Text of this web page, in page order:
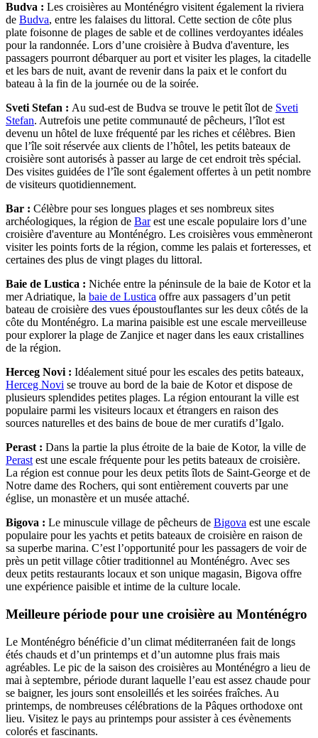
Budva : Les croisières au Monténégro visitent également la riviera
de Budva, entre les falaises du littoral. Cette section de côte plus
plate foisonne de plages de sable et de collines verdoyantes idéales
pour la randonnée. Lors d’une croisière à Budva d'aventure, les
passagers pourront débarquer au port et visiter les plages, la citadelle
et les bars de nuit, avant de revenir dans la paix et le confort du
bateau à la fin de la journée ou de la soirée.
Sveti Stefan : Au sud-est de Budva se trouve le petit îlot de Sveti
Stefan. Autrefois une petite communauté de pêcheurs, l’îlot est
devenu un hôtel de luxe fréquenté par les riches et célèbres. Bien
que l’île soit réservée aux clients de l’hôtel, les petits bateaux de
croisière sont autorisés à passer au large de cet endroit très spécial.
Des visites guidées de l’île sont également offertes à un petit nombre
de visiteurs quotidiennement.
Bar : Célèbre pour ses longues plages et ses nombreux sites
archéologiques, la région de Bar est une escale populaire lors d’une
croisière d'aventure au Monténégro. Les croisières vous emmèneront
visiter les points forts de la région, comme les palais et forteresses, et
certaines des plus de vingt plages du littoral.
Baie de Lustica : Nichée entre la péninsule de la baie de Kotor et la
mer Adriatique, la baie de Lustica offre aux passagers d’un petit
bateau de croisière des vues époustouflantes sur les deux côtés de la
côte du Monténégro. La marina paisible est une escale merveilleuse
pour explorer la plage de Zanjice et nager dans les eaux cristallines
de la région.
Herceg Novi : Idéalement situé pour les escales des petits bateaux,
Herceg Novi se trouve au bord de la baie de Kotor et dispose de
plusieurs splendides petites plages. La région entourant la ville est
populaire parmi les visiteurs locaux et étrangers en raison des
sources naturelles et des bains de boue de mer curatifs d’Igalo.
Perast : Dans la partie la plus étroite de la baie de Kotor, la ville de
Perast est une escale fréquente pour les petits bateaux de croisière.
La région est connue pour les deux petits îlots de Saint-George et de
Notre dame des Rochers, qui sont entièrement couverts par une
église, un monastère et un musée attaché.
Bigova : Le minuscule village de pêcheurs de Bigova est une escale
populaire pour les yachts et petits bateaux de croisière en raison de
sa superbe marina. C’est l’opportunité pour les passagers de voir de
près un petit village côtier traditionnel au Monténégro. Avec ses
deux petits restaurants locaux et son unique magasin, Bigova offre
une expérience paisible et intime de la culture locale.
Meilleure période pour une croisière au Monténégro
Le Monténégro bénéficie d’un climat méditerranéen fait de longs
étés chauds et d’un printemps et d’un automne plus frais mais
agréables. Le pic de la saison des croisières au Monténégro a lieu de
mai à septembre, période durant laquelle l’eau est assez chaude pour
se baigner, les jours sont ensoleillés et les soirées fraîches. Au
printemps, de nombreuses célébrations de la Pâques orthodoxe ont
lieu. Visitez le pays au printemps pour assister à ces évènements
colorés et fascinants.